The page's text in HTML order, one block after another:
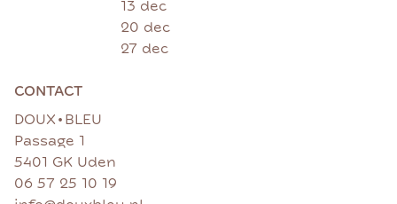
13 dec
20 dec
27 dec
CONTACT
DOUX • BLEU
Passage 1
5401 GK Uden
06 57 25 10 19